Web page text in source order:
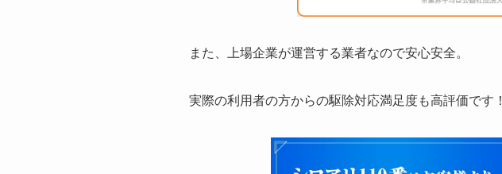
また、上場企業が運営する業者なので安心安全。
実際の利用者の方からの駆除対応満足度も高評価です！